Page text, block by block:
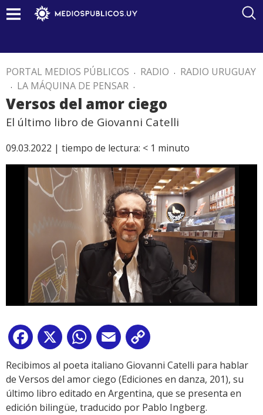
PORTAL MEDIOS PÚBLICOS . RADIO . RADIO URUGUAY
. LA MÁQUINA DE PENSAR .
Versos del amor ciego
El último libro de Giovanni Catelli
09.03.2022 | tiempo de lectura: < 1 minuto
Facebook
X WhatsApp
Email
Link
Recibimos al poeta italiano Giovanni Catelli para hablar
de Versos del amor ciego (Ediciones en danza, 201), su
último libro editado en Argentina, que se presenta en
edición bilingüe, traducido por Pablo Ingberg.